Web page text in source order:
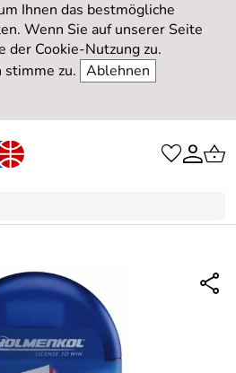
Ihnen das bestmögliche
Wenn Sie auf unserer Seite
Cookie-Nutzung zu.
stimme zu. Ablehnen